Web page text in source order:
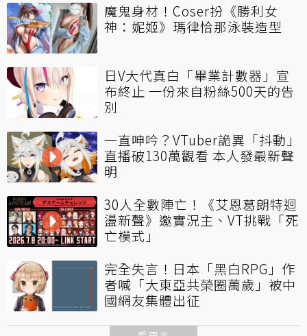
魔鬼身材！Coser扮《勝利女
神：妮姬》瑪律恰那泳裝造型
日V大代真白「畢業計數器」宣
布終止 一份來自粉絲500天的告
別
一直呻吟？VTuber詭異「抖動」
直播破130萬觀看 本人發最新聲
明
30人全數陣亡！《艾恩葛朗特迴
盪新聲》邀實況主、VT挑戰「死
亡模式」
完全失言！日本「黑白RPG」作
者喊「大東亞共榮圈萬歲」被中
國網友集體出征